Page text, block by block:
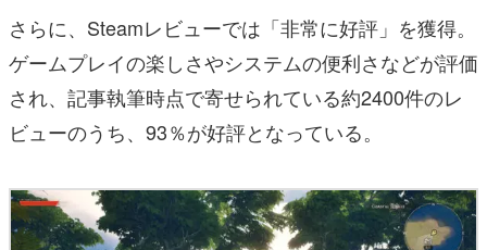
さらに、Steamレビューでは「非常に好評」を獲得。
ゲームプレイの楽しさやシステムの便利さなどが評価
され、記事執筆時点で寄せられている約2400件のレ
ビューのうち、93％が好評となっている。